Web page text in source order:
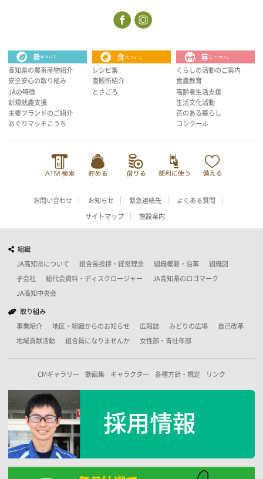
高知県の農畜産物紹介
安全安心の取り組み
JAの特徴
新規就農支援
主要ブランドのご紹介
あぐりマッチこうち
レシピ集
直販所紹介
とさごろ
くらしの活動のご案内
食農教育
高齢者生活支援
生活文化活動
花のある暮らし
コンクール
お問い合わせ お知らせ 緊急連絡先 よくある質問
サイトマップ 施設案内
組織
JA高知県について 組合長挨拶・経営理念 組織概要・沿革 組織図
子会社 総代会資料・ディスクロージャー JA高知県のロゴマーク
JA高知中央会
取り組み
事業紹介 地区・組織からのお知らせ 広報誌 みどりの広場 自己改革
地域貢献活動 組合員になりませんか 女性部・青壮年部
CMギャラリー 動画集 キャラクター 各種方針・規定 リンク